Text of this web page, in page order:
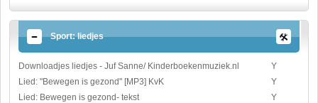
Sport: liedjes
Downloadjes liedjes - Juf Sanne/ Kinderboekenmuziek.nl
Y
Lied: "Bewegen is gezond" [MP3] KvK
Y
Lied: Bewegen is gezond- tekst
Y